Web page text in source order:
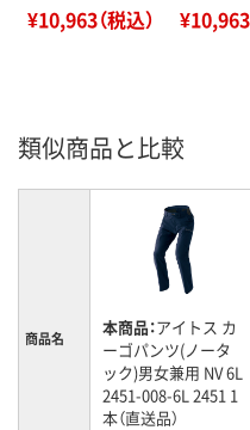
¥10,963（税込） ¥10,963
類似商品と比較
商品名 本商品：アイトス カ
ーゴパンツ(ノータ
ック)男女兼用 NV 6L
2451-008-6L 2451 1
本（直送品）